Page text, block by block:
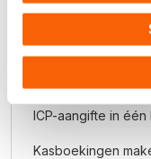
Kolommenbalans
resultaatoverzicht)
ICP-aangifte in één
Kasboekingen